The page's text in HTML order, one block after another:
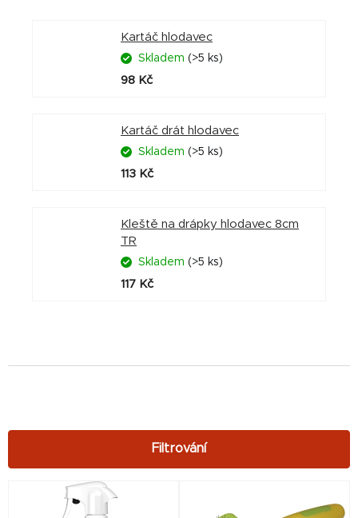
Kartáč hlodavec
Skladem (>5 ks)
98 Kč
Kartáč drát hlodavec
Skladem (>5 ks)
113 Kč
Kleště na drápky hlodavec 8cm
TR
Skladem (>5 ks)
117 Kč